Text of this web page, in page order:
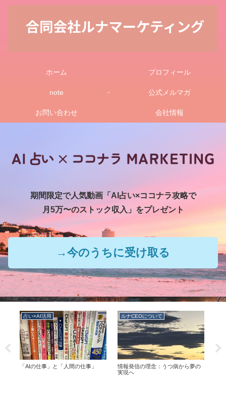
ホーム プロフィール
note 公式メルマガ
お問い合わせ 会社情報
期間限定で人気動画「AI占い×ココナラ攻略で
月5万〜のストック収入」をプレゼント
→今のうちに受け取る
占い×AI活用
「AIの仕事」と「人間の仕事」
ルナCEOについて
情報発信の理念：うつ病から夢の
実現へ